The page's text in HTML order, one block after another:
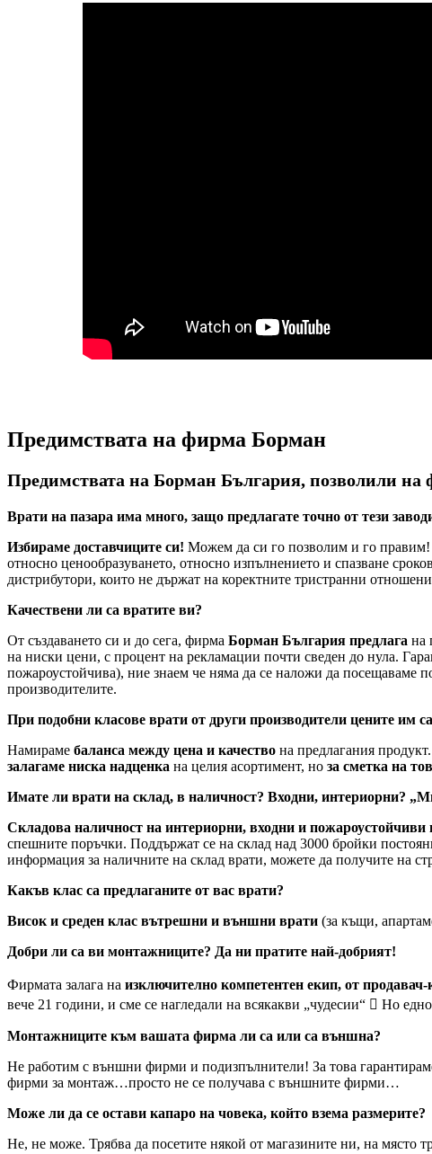
Предимствата на фирма Борман
Предимствата на Борман България, позволили на
Врати на пазара има много, защо предлагате точно от тези
Избираме доставчиците си! Можем да си го позволим и го правим!
относно ценообразуването, относно изпълнението и спазване
дистрибутори, които не държат на коректните тристранни
Качествени ли са вратите ви?
От създаването си и до сега, фирма Борман България предлага на
на ниски цени, с процент на рекламации почти сведен до нула.
пожароустойчива), ние знаем че няма да се наложи да посещаваме
производителите.
При подобни класове врати от други производители цените им
Намираме баланса между цена и качество на предлагания
залагаме ниска надценка на целия асортимент, но за сметка на
Имате ли врати на склад, в наличност? Входни, интериорни?
Складова наличност на интериорни, входни и пожароустойчиви
спешните поръчки. Поддържат се на склад над 3000 бройки
информация за наличните на склад врати, можете да получите на
Какъв клас са предлаганите от вас врати?
Висок и среден клас вътрешни и външни врати (за къщи,
Добри ли са ви монтажниците? Да ни пратите най-добрият!
Фирмата залага на изключително компетентен екип, от
вече 21 години, и сме се нагледали на всякакви „чудесии“  Но
Монтажниците към вашата фирма ли са или са външна?
Не работим с външни фирми и подизпълнители! За това
фирми за монтаж…просто не се получава с външните фирми…
Може ли да се остави капаро на човека, който взема размерите?
Не, не може. Трябва да посетите някой от магазините ни, на място